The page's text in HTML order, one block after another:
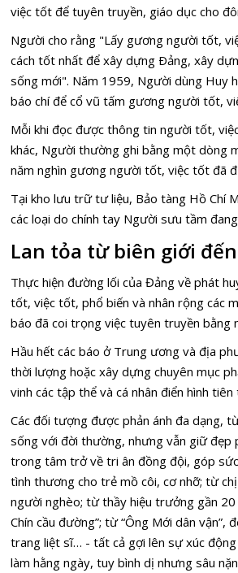
việc tốt để tuyên truyền, giáo dục cho
Người cho rằng "Lấy gương người tốt,
cách tốt nhất để xây dựng Ðảng, xây
sống mới". Năm 1959, Người dùng Huy
báo chí để cổ vũ tấm gương người tốt,
Mỗi khi đọc được thông tin người tốt,
khác, Người thường ghi bằng một dòng
năm nghìn gương người tốt, việc tốt đã
Tại kho lưu trữ tư liệu, Bảo tàng Hồ Chí
các loại do chính tay Người sưu tầm
Lan tỏa từ biên giới
Thực hiện đường lối của Đảng về phát
tốt, việc tốt, phổ biến và nhân rộng các
báo đã coi trọng việc tuyên truyền bằng
Hầu hết các báo ở Trung ương và địa
thời lượng hoặc xây dựng chuyên mục
vinh các tập thể và cá nhân điển hình
Các đối tượng được phản ánh đa dạng,
sống với đời thường, nhưng vẫn giữ đẹp
trong tâm trở về tri ân đồng đội, góp sức
tình thương cho trẻ mồ côi, cơ nhỡ; từ chị
người nghèo; từ thầy hiệu trưởng gần
Chín cầu đường”; từ “Ông Mới dân
trang liệt sĩ… - tất cả gợi lên sự xúc
làm hằng ngày, tuy bình dị nhưng sâu